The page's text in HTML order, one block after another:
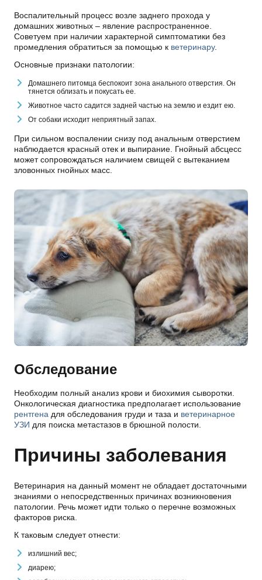
Воспалительный процесс возле заднего прохода у
домашних животных – явление распространенное.
Советуем при наличии характерной симптоматики без
промедления обратиться за помощью к ветеринару.
Основные признаки патологии:
Домашнего питомца беспокоит зона анального отверстия. Он
тянется облизать и покусать ее.
Животное часто садится задней частью на землю и ездит ею.
От собаки исходит неприятный запах.
При сильном воспалении снизу под анальным отверстием
наблюдается красный отек и выпирание. Гнойный абсцесс
может сопровождаться наличием свищей с вытеканием
зловонных гнойных масс.
Обследование
Необходим полный анализ крови и биохимия сыворотки.
Онкологическая диагностика предполагает использование
рентгена для обследования груди и таза и ветеринарное
УЗИ для поиска метастазов в брюшной полости.
Причины заболевания
Ветеринария на данный момент не обладает достаточными
знаниями о непосредственных причинах возникновения
патологии. Речь может идти только о перечне возможных
факторов риска.
К таковым следует отнести:
излишний вес;
диарею;